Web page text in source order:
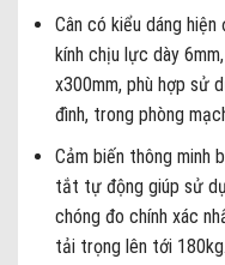
Cân có kiểu dáng
kính chịu lực dày
x300mm, phù hợp sử
đình, trong phòng
Cảm biến thông minh
tắt tự động giúp sử
chóng đo chính xác
tải trọng lên tới 180kg.